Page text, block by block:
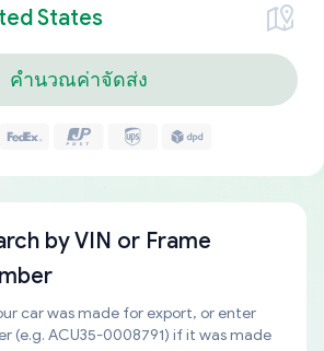
States
คำนวณค่าจัดส่ง
byVIN or Frame
car was made for export, or enter
(e.g. ACU35-0008791) if it was made